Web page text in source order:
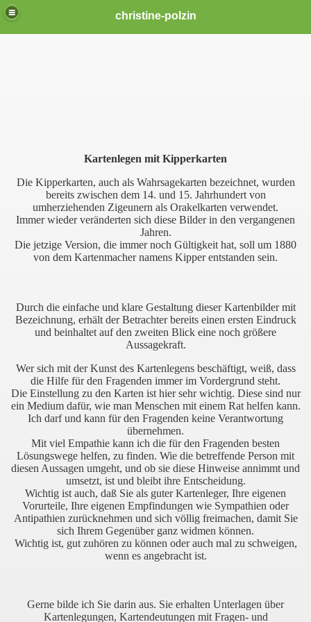
christine-polzin
Kartenlegen mit Kipperkarten
Die Kipperkarten, auch als Wahrsagekarten bezeichnet, wurden
bereits zwischen dem 14. und 15. Jahrhundert von
umherziehenden Zigeunern als Orakelkarten verwendet.
Immer wieder veränderten sich diese Bilder in den vergangenen
Jahren.
Die jetzige Version, die immer noch Gültigkeit hat, soll um 1880
von dem Kartenmacher namens Kipper entstanden sein.
Durch die einfache und klare Gestaltung dieser Kartenbilder mit
Bezeichnung, erhält der Betrachter bereits einen ersten Eindruck
und beinhaltet auf den zweiten Blick eine noch größere
Aussagekraft.
Wer sich mit der Kunst des Kartenlegens beschäftigt, weiß, dass
die Hilfe für den Fragenden immer im Vordergrund steht.
Die Einstellung zu den Karten ist hier sehr wichtig. Diese sind nur
ein Medium dafür, wie man Menschen mit einem Rat helfen kann.
Ich darf und kann für den Fragenden keine Verantwortung
übernehmen.
Mit viel Empathie kann ich die für den Fragenden besten
Lösungswege helfen, zu finden. Wie die betreffende Person mit
diesen Aussagen umgeht, und ob sie diese Hinweise annimmt und
umsetzt, ist und bleibt ihre Entscheidung.
Wichtig ist auch, daß Sie als guter Kartenleger, Ihre eigenen
Vorurteile, Ihre eigenen Empfindungen wie Sympathien oder
Antipathien zurücknehmen und sich völlig freimachen, damit Sie
sich Ihrem Gegenüber ganz widmen können.
Wichtig ist, gut zuhören zu können oder auch mal zu schweigen,
wenn es angebracht ist.
Gerne bilde ich Sie darin aus. Sie erhalten Unterlagen über
Kartenlegungen, Kartendeutungen mit Fragen- und
verwandeln